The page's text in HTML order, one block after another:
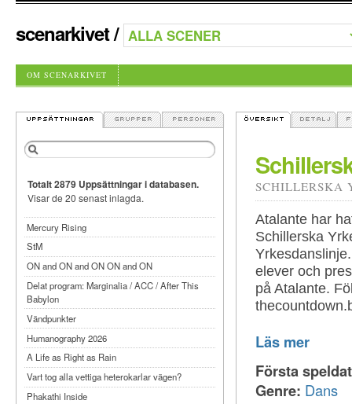
scenarkivet/
OM SCENARKIVET
SCHILLERSKA
Atalante har
Schillerska
elever och
på Atalante.
Läs mer
Första
Genre: Dans
Totalt 2879 Uppsättningar i databasen.
Visar de 20 senast inlagda.
Mercury Rising
StM
ON and ON and ON ON and ON
Delat program: Marginalia / ACC / After This
Babylon
Vändpunkter
Humanography 2026
A Life as Right as Rain
Vart tog alla vettiga heterokarlar vägen?
Phakathi Inside